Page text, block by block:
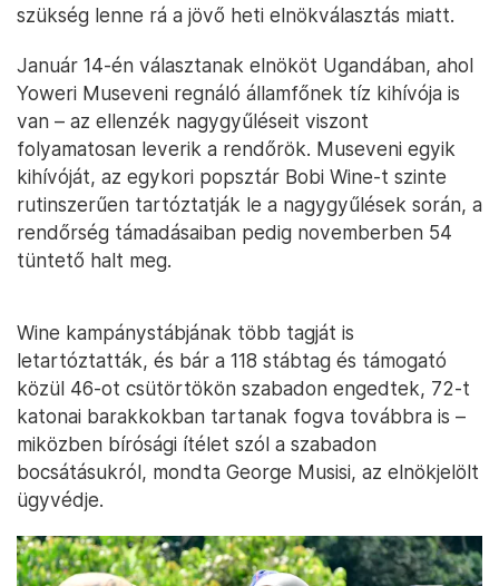
szükség lenne rá a jövő heti elnökválasztás miatt.
Január 14-én választanak elnököt Ugandában, ahol
Yoweri Museveni regnáló államfőnek tíz kihívója is
van – az ellenzék nagygyűléseit viszont
folyamatosan leverik a rendőrök. Museveni egyik
kihívóját, az egykori popsztár Bobi Wine-t szinte
rutinszerűen tartóztatják le a nagygyűlések során, a
rendőrség támadásaiban pedig novemberben 54
tüntető halt meg.
Wine kampánystábjának több tagját is
letartóztatták, és bár a 118 stábtag és támogató
közül 46-ot csütörtökön szabadon engedtek, 72-t
katonai barakkokban tartanak fogva továbbra is –
miközben bírósági ítélet szól a szabadon
bocsátásukról, mondta George Musisi, az elnökjelölt
ügyvédje.